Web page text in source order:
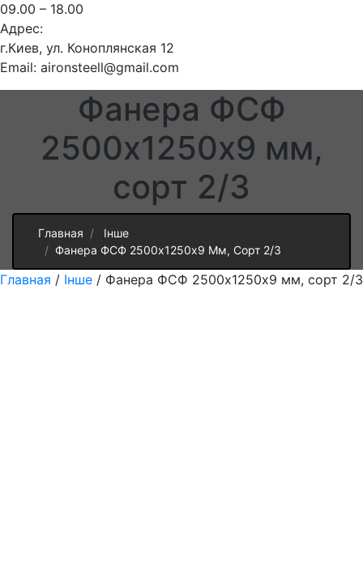
09.00 – 18.00
Адрес:
г.Киев, ул. Коноплянская 12
Email: aironsteell@gmail.com
Фанера ФСФ
2500х1250х9 мм,
сорт 2/3
Главная
Інше
Фанера ФСФ 2500х1250х9 Мм, Сорт 2/3
Главная / Інше / Фанера ФСФ 2500х1250х9 мм, сорт 2/3